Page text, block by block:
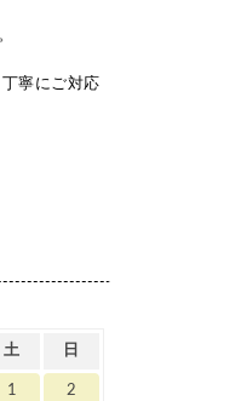
寧にご対応
土 日
1 2